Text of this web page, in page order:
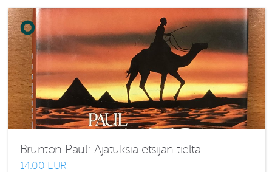
Brunton Paul: Ajatuksia etsijän tieltä
14.00 EUR